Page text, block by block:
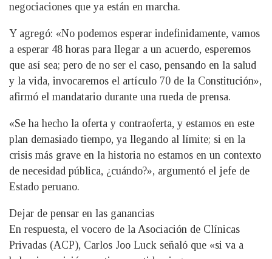
negociaciones que ya están en marcha.
Y agregó: «No podemos esperar indefinidamente, vamos
a esperar 48 horas para llegar a un acuerdo, esperemos
que así sea; pero de no ser el caso, pensando en la salud
y la vida, invocaremos el artículo 70 de la Constitución»,
afirmó el mandatario durante una rueda de prensa.
«Se ha hecho la oferta y contraoferta, y estamos en este
plan demasiado tiempo, ya llegando al límite; si en la
crisis más grave en la historia no estamos en un contexto
de necesidad pública, ¿cuándo?», argumentó el jefe de
Estado peruano.
Dejar de pensar en las ganancias
En respuesta, el vocero de la Asociación de Clínicas
Privadas (ACP), Carlos Joo Luck señaló que «si va a